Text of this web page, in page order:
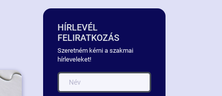
HÍRLEVÉL
FELIRATKOZÁS
Szeretném kérni a szakmai
hírleveleket!